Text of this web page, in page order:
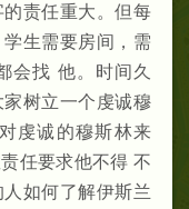
责任重大。但每
生需要房间，需
会找 他。时间久
树立一个虔诚穆
虔诚的穆斯林来
任要求他不得 不
如何了解伊斯兰